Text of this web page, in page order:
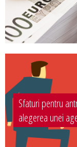
Sfaturi pentru
alegerea unei